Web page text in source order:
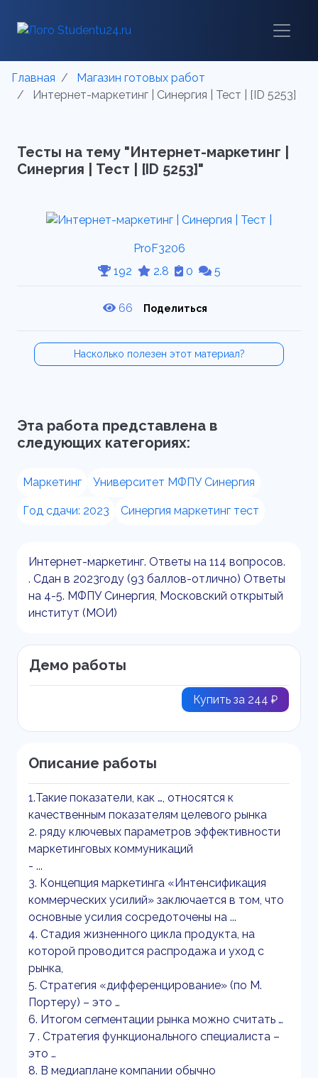
Главная
Магазин готовых работ
Интернет-маркетинг | Синергия | Тест | [ID 5253]
Тесты на тему "Интернет-маркетинг |
Синергия | Тест | [ID 5253]"
ProF3206
192
2.8 0 5
66 Поделиться
Насколько полезен этот материал?
Эта работа представлена в
следующих категориях:
Маркетинг Университет МФПУ Синергия
Год сдачи: 2023 Синергия маркетинг тест
Интернет-маркетинг. Ответы на 114 вопросов.
. Сдан в 2023году (93 баллов-отлично) Ответы
на 4-5. МФПУ Синергия, Московский открытый
институт (МОИ)
Демо работы
Купить за 244 ₽
Описание работы
1.Такие показатели, как …, относятся к
качественным показателям целевого рынка
2. ряду ключевых параметров эффективности
маркетинговых коммуникаций
- ...
3. Концепция маркетинга «Интенсификация
коммерческих усилий» заключается в том, что
основные усилия сосредоточены на ...
4. Стадия жизненного цикла продукта, на
которой проводится распродажа и уход с
рынка,
5. Стратегия «дифференцирование» (по М.
Портеру) – это …
6. Итогом сегментации рынка можно считать …
7 . Стратегия функционального специалиста –
это …
8. В медиаплане компании обычно